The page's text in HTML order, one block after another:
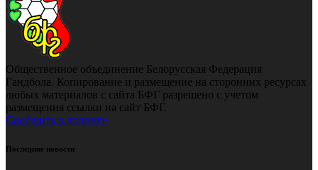
Общественное объединение Белорусская Федерация
Гандбола. Копирование и размещение на сторонних ресурсах
любых материалов с сайта БФГ разрешено с учетом
размещения ссылки на сайт БФГ.
Сообщить о допинге
Последние новости